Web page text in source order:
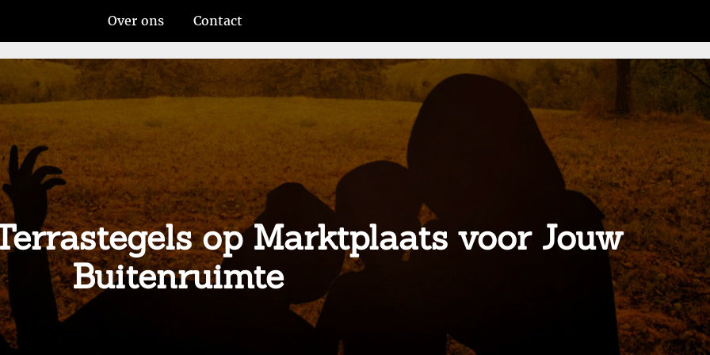
Over ons Contact
op Marktplaats voor Jouw
Buitenruimte